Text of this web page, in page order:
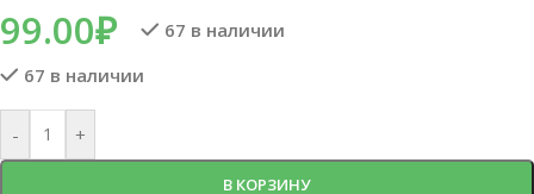
99.00₽
67 в наличии
67 в наличии
- +
В КОРЗИНУ